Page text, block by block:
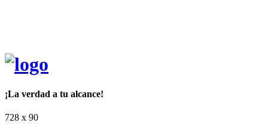
¡La verdad a tu alcance!
728 x 90